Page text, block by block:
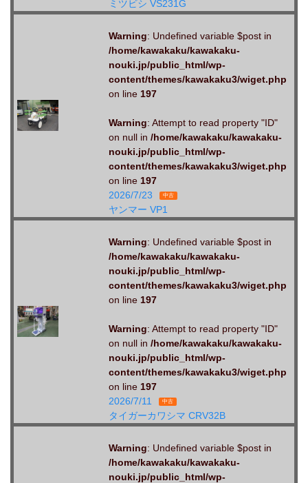
ミツビシ VS231G
Warning: Undefined variable $post in
/home/kawakaku/kawakaku-
nouki.jp/public_html/wp-
content/themes/kawakaku3/wiget.php
on line 197
Warning: Attempt to read property "ID"
on null in /home/kawakaku/kawakaku-
nouki.jp/public_html/wp-
content/themes/kawakaku3/wiget.php
on line 197
2026/7/23
中古
ヤンマー VP1
Warning: Undefined variable $post in
/home/kawakaku/kawakaku-
nouki.jp/public_html/wp-
content/themes/kawakaku3/wiget.php
on line 197
Warning: Attempt to read property "ID"
on null in /home/kawakaku/kawakaku-
nouki.jp/public_html/wp-
content/themes/kawakaku3/wiget.php
on line 197
2026/7/11
中古
タイガーカワシマ CRV32B
Warning: Undefined variable $post in
/home/kawakaku/kawakaku-
nouki.jp/public_html/wp-